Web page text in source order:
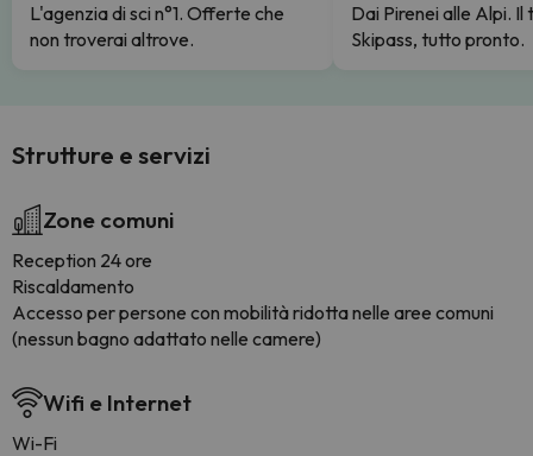
L'agenzia di sci n°1. Offerte che
non troverai altrove.
Dai Pirenei alle Alpi. Il
Skipass, tutto pronto.
Strutture e servizi
Zone comuni
Reception 24 ore
Riscaldamento
Accesso per persone con mobilità ridotta nelle aree comuni
(nessun bagno adattato nelle camere)
Wifi e Internet
Wi-Fi